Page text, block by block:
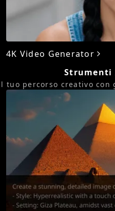
4K Video Generator
Strumenti
tuo percorso creativo